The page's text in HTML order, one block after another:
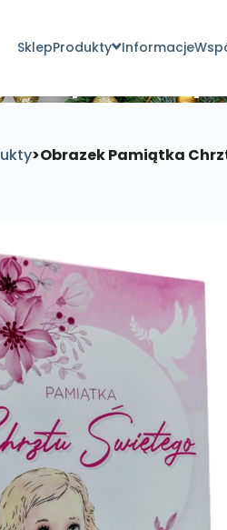
SklepProdukty Informacje
>Obrazek Pamiątka